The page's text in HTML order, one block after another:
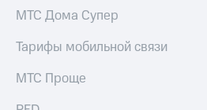
Инвестиции
Получайте
онлайн
Условия
30%
МТС Дома Супер
Тарифы мобильной связи
МТС Проще